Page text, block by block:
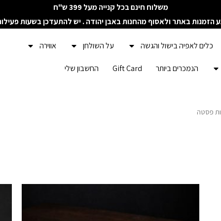
משלוח חינם בכל קנייה מעל 399 ש"ח
הזמנות באתר ולאסוף מהחנות באבן יהודה . יש להתעדכן בשעות
כלים לאפיה בישול והגשה על השולחן אווירה
הנמכרים ביותר Gift Card החשבון שלי
פסטה